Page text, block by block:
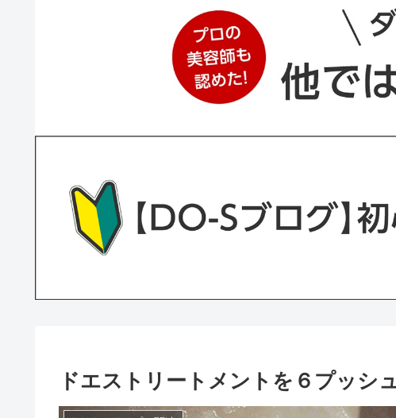
ドエストリートメントを６プッシ